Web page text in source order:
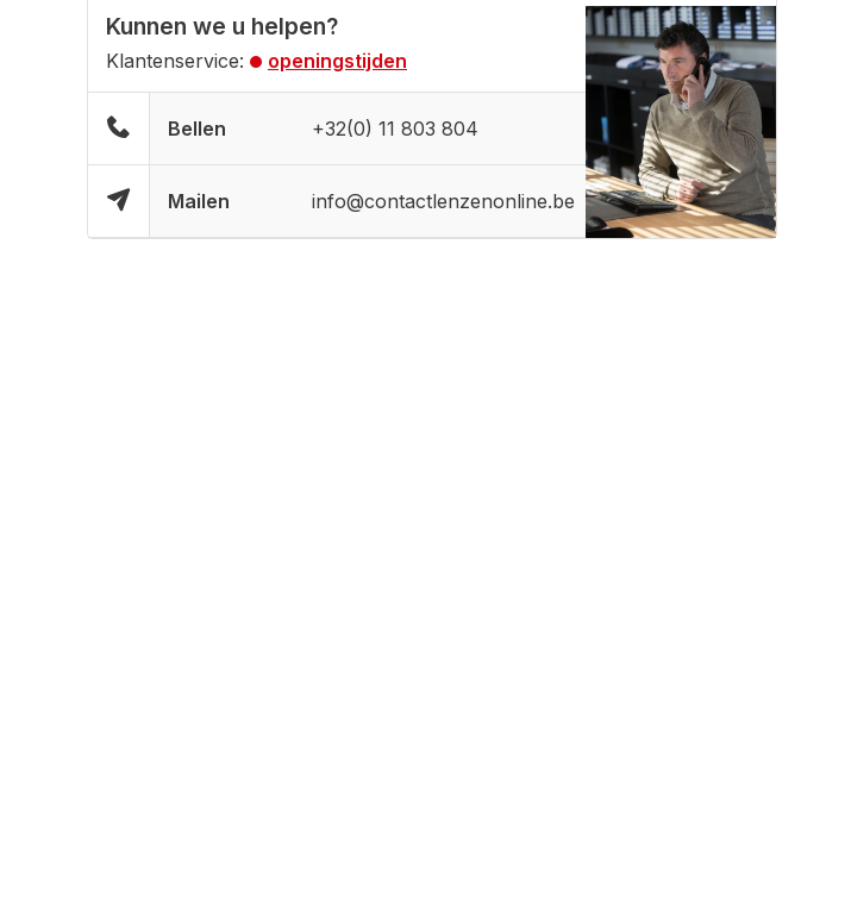
Kunnen we u helpen?
Klantenservice: openingstijden
Bellen +32(0) 11 803 804
Mailen info@contactlenzenonline.be